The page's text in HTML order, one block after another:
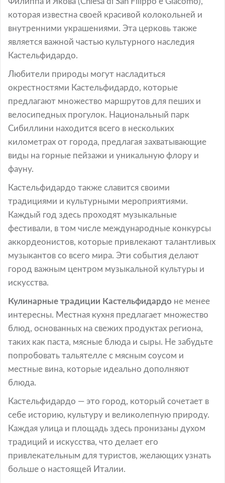
которая известна своей красивой колокольней и
внутренними украшениями. Эта церковь также
является важной частью культурного наследия
Кастельфидардо.
Любители природы могут насладиться
окрестностями Кастельфидардо, которые
предлагают множество маршрутов для пеших и
велосипедных прогулок. Национальный парк
Сибиллини находится всего в нескольких
километрах от города, предлагая захватывающие
виды на горные пейзажи и уникальную флору и
фауну.
Кастельфидардо также славится своими
традициями и культурными мероприятиями.
Каждый год здесь проходят музыкальные
фестивали, в том числе международные конкурсы
аккордеонистов, которые привлекают талантливых
музыкантов со всего мира. Эти события делают
город важным центром музыкальной культуры и
искусства.
Кулинарные традиции Кастельфидардо не менее
интересны. Местная кухня предлагает множество
блюд, основанных на свежих продуктах региона,
таких как паста, мясные блюда и сыры. Не забудьте
попробовать тальятелле с мясным соусом и
местные вина, которые идеально дополняют
блюда.
Кастельфидардо — это город, который сочетает в
себе историю, культуру и великолепную природу.
Каждая улица и площадь здесь пронизаны духом
традиций и искусства, что делает его
привлекательным для туристов, желающих узнать
больше о настоящей Италии.